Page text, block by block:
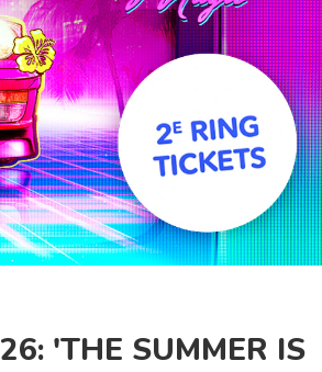
'THE SUMMER IS